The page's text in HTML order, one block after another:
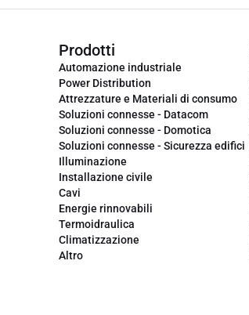
Prodotti
Automazione industriale
Power Distribution
Attrezzature e Materiali di consumo
Soluzioni connesse - Datacom
Soluzioni connesse - Domotica
Soluzioni connesse - Sicurezza edifici
Illuminazione
Installazione civile
Cavi
Energie rinnovabili
Termoidraulica
Climatizzazione
Altro